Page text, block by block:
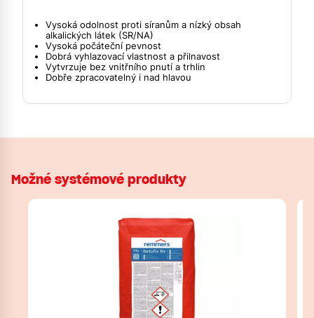
Vysoká odolnost proti síranům a nízký obsah
alkalických látek (SR/NA)
Vysoká počáteční pevnost
Dobrá vyhlazovací vlastnost a přilnavost
Vytvrzuje bez vnitřního pnutí a trhlin
Dobře zpracovatelný i nad hlavou
Možné systémové produkty